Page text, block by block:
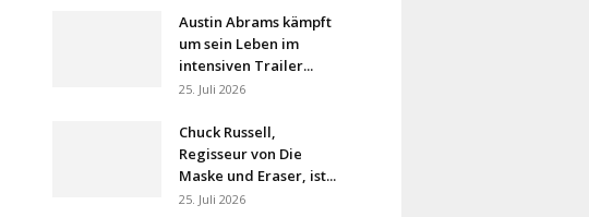
Austin Abrams kämpft
um sein Leben im
intensiven Trailer...
25. Juli 2026
Chuck Russell,
Regisseur von Die
Maske und Eraser, ist...
25. Juli 2026